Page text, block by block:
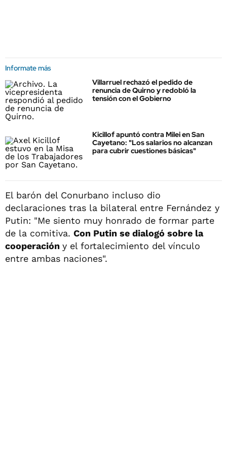
Informate más
Villarruel rechazó el pedido de
renuncia de Quirno y redobló la
tensión con el Gobierno
Kicillof apuntó contra Milei en San
Cayetano: "Los salarios no alcanzan
para cubrir cuestiones básicas"
El barón del Conurbano incluso dio
declaraciones tras la bilateral entre Fernández y
Putin: "Me siento muy honrado de formar parte
de la comitiva. Con Putin se dialogó sobre la
cooperación y el fortalecimiento del vínculo
entre ambas naciones".